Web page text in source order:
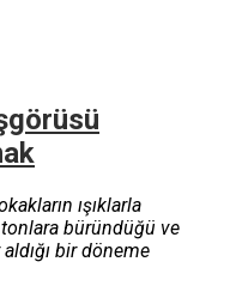
ışıklarla
tonlara büründüğü ve
bir döneme